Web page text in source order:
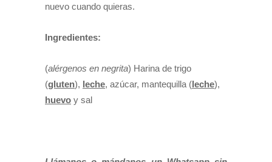
nuevo cuando quieras.
Ingredientes:
(alérgenos en negrita) Harina de trigo
(gluten), leche, azúcar, mantequilla (leche),
huevo y sal